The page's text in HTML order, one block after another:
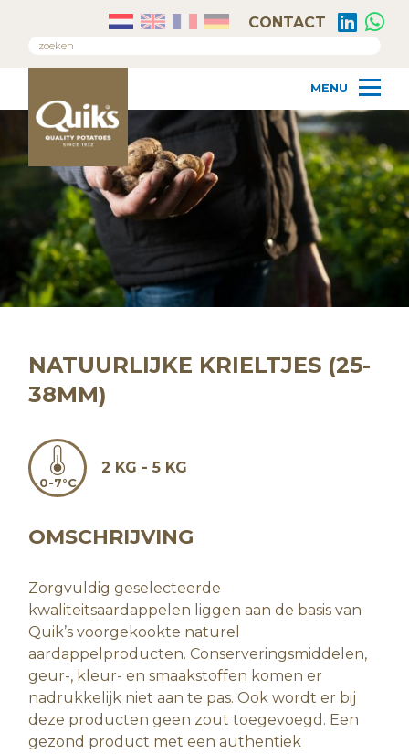
CONTACT
NATUURLIJKE KRIELTJES (25-
38MM)
0-7°C
2 KG - 5 KG
OMSCHRIJVING
Zorgvuldig geselecteerde
kwaliteitsaardappelen liggen aan de basis van
Quik’s voorgekookte naturel
aardappelproducten. Conserveringsmiddelen,
geur-, kleur- en smaakstoffen komen er
nadrukkelijk niet aan te pas. Ook wordt er bij
deze producten geen zout toegevoegd. Een
gezond product met een authentiek